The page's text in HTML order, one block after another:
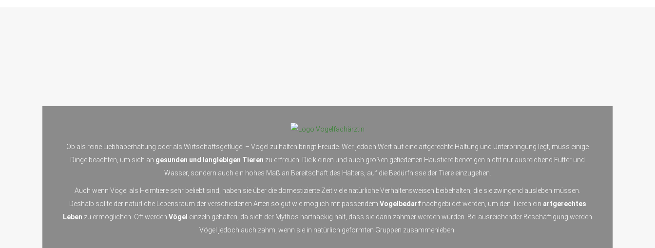
Ob als reine Liebhaberhaltung oder als Wirtschaftsgeflügel – Vögel zu halten bringt Freude. Wer jedoch Wert auf eine artgerechte Haltung und Unterbringung legt, muss einige
Dinge beachten, um sich an gesunden und langlebigen Tieren zu erfreuen. Die kleinen und auch großen gefiederten Haustiere benötigen nicht nur ausreichend Futter und
Wasser, sondern auch ein hohes Maß an Bereitschaft des Halters, auf die Bedürfnisse der Tiere einzugehen.
Auch wenn Vögel als Heimtiere sehr beliebt sind, haben sie über die domestizierte Zeit viele natürliche Verhaltensweisen beibehalten, die sie zwingend ausleben müssen.
Deshalb sollte der natürliche Lebensraum der verschiedenen Arten so gut wie möglich mit passendem Vogelbedarfnachgebildet werden, um den Tieren ein artgerechtes
Leben zu ermöglichen. Oft werden Vögel einzeln gehalten, da sich der Mythos hartnäckig hält, dass sie dann zahmer werden würden. Bei ausreichender Beschäftigung werden
Vögel jedoch auch zahm, wenn sie in natürlich geformten Gruppen zusammenleben.